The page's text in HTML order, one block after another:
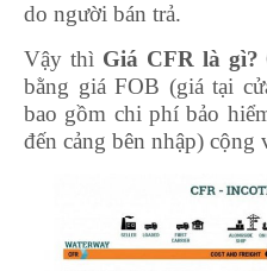
do người bán trả.
Vậy thì Giá CFR là gì?
bằng giá FOB (giá tại
bao gồm chi phí bảo
đến cảng bên nhập)